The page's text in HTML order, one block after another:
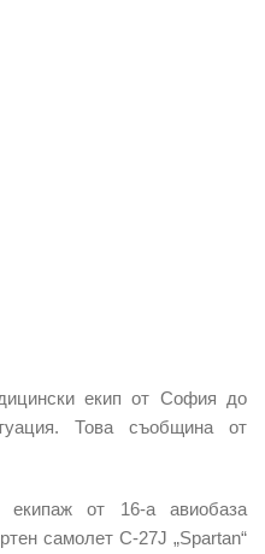
екип от София до
Това съобщина от
от 16-а авиобаза
самолет C-27J „Spartan“